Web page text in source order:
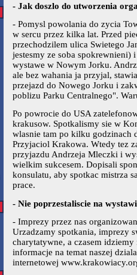
- Jak doszlo do utworzenia
- Pomysl powolania do zycia
w sercu przez kilka lat. Przed
przechodzilem ulica Swietego
jestesmy ze soba
wystawe w Nowym Jorku.
ale bez wahania ja przyjal,
przejazd do Nowego Jorku i
poblizu Parku Centralnego".
Po powrocie do USA
krakusow. Spotkalismy sie w
wlasnie tam po kilku godzinach
Przyjaciol Krakowa. Wtedy tez
przyjazdu Andrzeja Mleczki i
wielkim sukcesem. Dopisali
konsulatu, aby spotkac mistrza
prace.
- Nie poprzestaliscie na
- Imprezy przez nas
Urzadzamy spotkania, imprezy
charytatywne, a czasem
informacje na temat naszej
internetowej